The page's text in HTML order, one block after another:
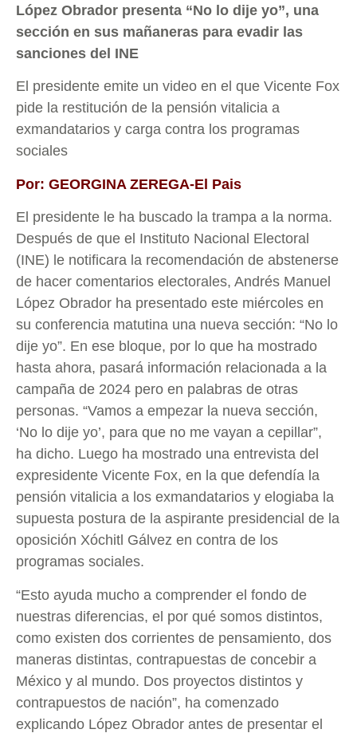
López Obrador presenta “No lo dije yo”, una
sección en sus mañaneras para evadir las
sanciones del INE
El presidente emite un video en el que Vicente Fox
pide la restitución de la pensión vitalicia a
exmandatarios y carga contra los programas
sociales
Por: GEORGINA ZEREGA-El Pais
El presidente le ha buscado la trampa a la norma.
Después de que el Instituto Nacional Electoral
(INE) le notificara la recomendación de abstenerse
de hacer comentarios electorales, Andrés Manuel
López Obrador ha presentado este miércoles en
su conferencia matutina una nueva sección: “No lo
dije yo”. En ese bloque, por lo que ha mostrado
hasta ahora, pasará información relacionada a la
campaña de 2024 pero en palabras de otras
personas. “Vamos a empezar la nueva sección,
‘No lo dije yo’, para que no me vayan a cepillar”,
ha dicho. Luego ha mostrado una entrevista del
expresidente Vicente Fox, en la que defendía la
pensión vitalicia a los exmandatarios y elogiaba la
supuesta postura de la aspirante presidencial de la
oposición Xóchitl Gálvez en contra de los
programas sociales.
“Esto ayuda mucho a comprender el fondo de
nuestras diferencias, el por qué somos distintos,
como existen dos corrientes de pensamiento, dos
maneras distintas, contrapuestas de concebir a
México y al mundo. Dos proyectos distintos y
contrapuestos de nación”, ha comenzado
explicando López Obrador antes de presentar el